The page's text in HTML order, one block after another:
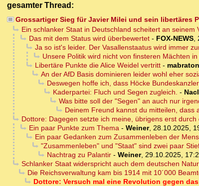
gesamter Thread:
Grossartiger Sieg für Javier Milei und sein libertäres
Ein schlanker Staat in Deutschland scheitert an seinem
Das mit dem Status wird überbewertet- FOX-NEWS,
Ja so ist's leider. Der Vasallenstaatus wird immer
Unsere Politik wird nicht von finsteren Mächten
Libertäre Punkte die Alice Weidel vertritt- mabraton
An der AfD Basis dominieren leider wohl eher
Deswegen hoffe ich, dass Höcke
Kaderpartei: Fluch und Segen zugleich. -
Was bitte soll der "Segen" an auch nur
Deinem Freund kannst du mitteilen, dass
Dottore: Dagegen setzte ich meine, übrigens erst
Ein paar Punkte zum Thema- Weiner, 28.10.2025,
Ein paar Gedanken zum Zusammenleben der
"Zusammenleben" und "Staat" sind zwei paar
Nachtrag zu Palantir- Weiner, 29.10.2025,
Schlanker Staat widerspricht auch dem deutschen
Die Reichsverwaltung kam bis 1914 mit 10´000
Dottore: Versuch mal eine Revolution gegen